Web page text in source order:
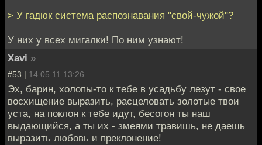
> У гадюк система распознавания "свой-чужой"?
У них у всех мигалки! По ним узнают!
Xavi »
#53 | 14.05.11 13:26
Эх, барин, холопы-то к тебе в усадьбу лезут - свое
восхищение выразить, расцеловать золотые твои
уста, на поклон к тебе идут, бесогон ты наш
выдающийся, а ты их - змеями травишь, не даешь
выразить любовь и преклонение!